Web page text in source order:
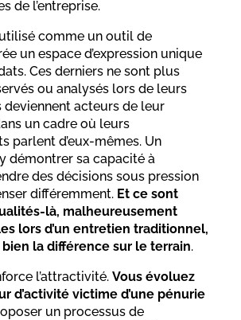
de l’entreprise.
comme un outil de
un espace d’expression unique
Ces derniers ne sont plus
ou analysés lors de leurs
deviennent acteurs de leur
un cadre où leurs
parlent d’eux-mêmes. Un
démontrer sa capacité à
des décisions sous pression
différemment. Et ce sont
là, malheureusement
lors d’un entretien traditionnel,
la différence sur le terrain.
l’attractivité. Vous évoluez
d’activité victime d’une pénurie
un processus de